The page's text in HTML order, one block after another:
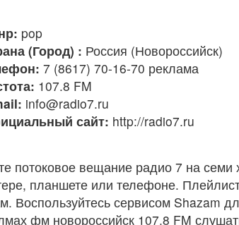
pop
(Город) : Россия (Новороссийск)
7 (8617) 70-16-70 реклама
107.8 FM
info@radio7.ru
сайт: http://radio7.ru
потоковое вещание радио 7 на
планшете или телефоне.
Воспользуйтесь сервисом Shazam
фм новороссийск 107.8 FM